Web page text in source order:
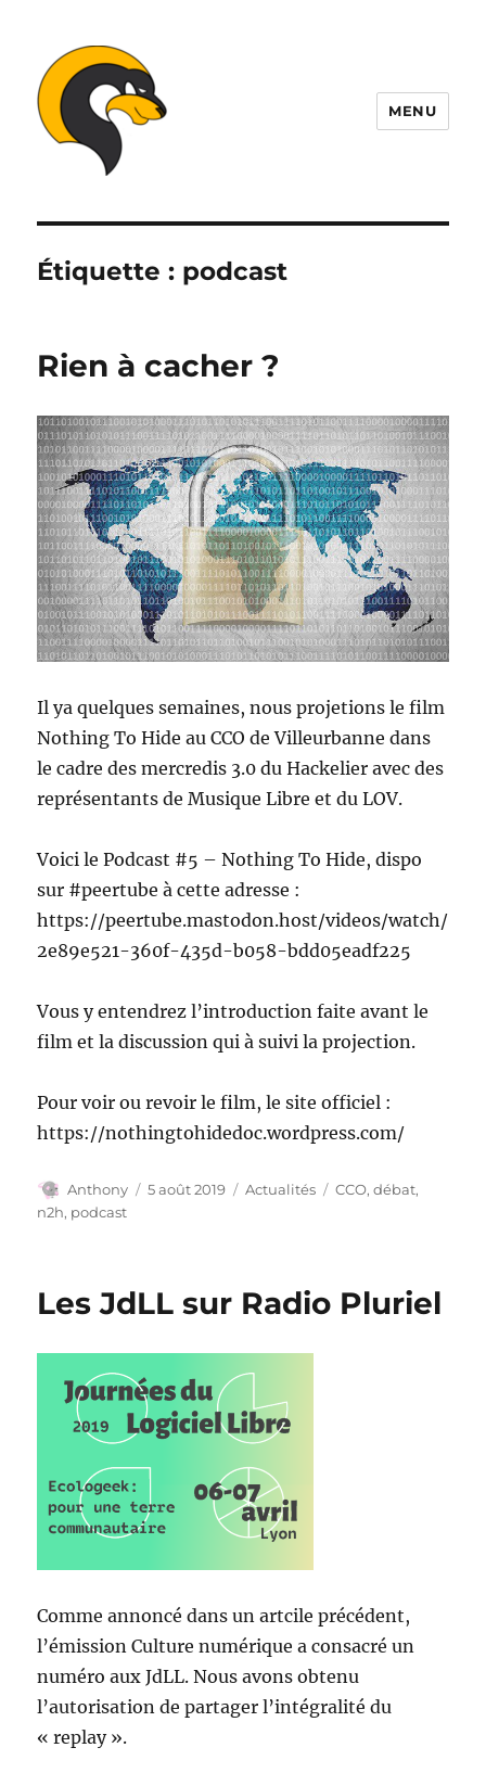
MENU
Étiquette : podcast
Rien à cacher ?
Il ya quelques semaines, nous projetions le film
Nothing To Hide au CCO de Villeurbanne dans
le cadre des mercredis 3.0 du Hackelier avec des
représentants de Musique Libre et du LOV.
Voici le Podcast #5 – Nothing To Hide, dispo
sur #peertube à cette adresse :
https://peertube.mastodon.host/videos/watch/
2e89e521-360f-435d-b058-bdd05eadf225
Vous y entendrez l’introduction faite avant le
film et la discussion qui à suivi la projection.
Pour voir ou revoir le film, le site officiel :
https://nothingtohidedoc.wordpress.com/
Auteur
Anthony
Publié
5 août 2019 Catégories
Actualités Étiquettes
CCO,débat,
n2h, podcast
Les JdLL sur Radio Pluriel
Comme annoncé dans un artcile précédent,
l’émission Culture numérique a consacré un
numéro aux JdLL. Nous avons obtenu
l’autorisation de partager l’intégralité du
« replay ».